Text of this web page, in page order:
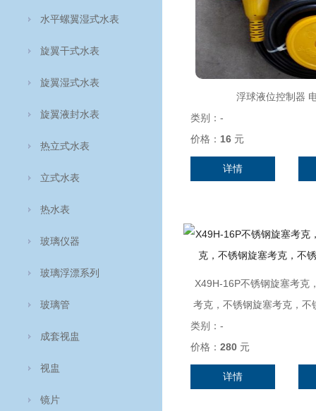
浮球液位控制器
类别： -
价格： 16 元
详情
X49H-16P不锈钢旋塞考克
考克，不锈钢旋塞考克，不
类别： -
价格： 280 元
详情
水平螺翼湿式水表
旋翼干式水表
旋翼湿式水表
旋翼液封水表
热立式水表
立式水表
热水表
玻璃仪器
玻璃浮漂系列
玻璃管
成套视盅
视盅
镜片